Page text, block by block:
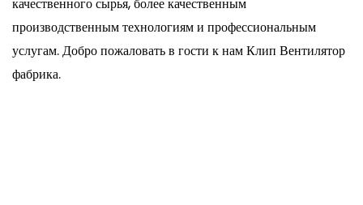
производственным технологиям и профессиональным
услугам. Добро пожаловать в гости к нам Клип Вентилятор
фабрика.